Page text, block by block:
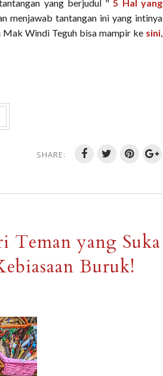
yang berjudul "5 Hal yang
menjawab tantangan ini yang intinya
Mak Windi Teguh bisa mampir ke sini,
SHARE:
Teman yang Suka
Buruk!